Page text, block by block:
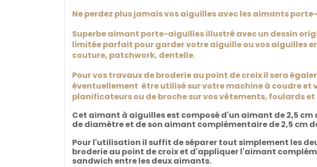
Ne perdez plus jamais vos aiguilles avec les aimants
Superbe aimant porte-aiguilles illustré avec un dessin
limitée parfait pour garder votre aiguille ou vos aiguilles
couture, patchwork, dentelle.
Pour vos travaux de broderie au point de croix il sera
éventuellement être utilisé sur votre machine à coudre et
planificateurs ou de broche sur vos vêtements, foulards et
Cet aimant à aiguilles est composé d'un aimant de 2,5
de diamètre et de son aimant complémentaire de 2,5 cm
Pour l'utilisation il suffit de séparer tout simplement les
broderie au point de croix et d'appliquer l'aimant
sandwich entre les deux aimants.